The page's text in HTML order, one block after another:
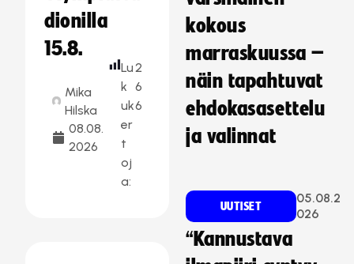
dionilla
15.8.
Mika
Hilska
08.08.
2026
Lu
k
uk
er
t
oj
a:
2
6
6
kokous
marraskuussa –
näin tapahtuvat
ehdokasasettelu
ja valinnat
UUTISET
05.08.2
026
“Kannustava